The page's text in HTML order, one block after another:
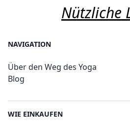
Nützliche
NAVIGATION
Über den Weg des Yoga
Blog
WIE EINKAUFEN